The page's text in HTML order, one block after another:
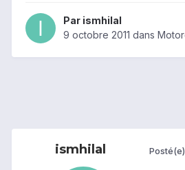
Par ismhilal
9 octobre 2011 dans
ismhilal Posté(e)